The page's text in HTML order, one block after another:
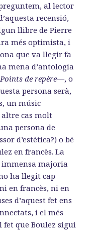
al lector
recensió,
llibre de Pierre
més optimista, i
que va llegir fa
mena d’antologia
Points de repère—, o
persona serà,
un músic
cas molt
persona de
d’estètica?) o bé
en francès. La
majoria
ha llegit cap
en francès, ni en
d’aquest fet ens
i el més
fet que Boulez sigui